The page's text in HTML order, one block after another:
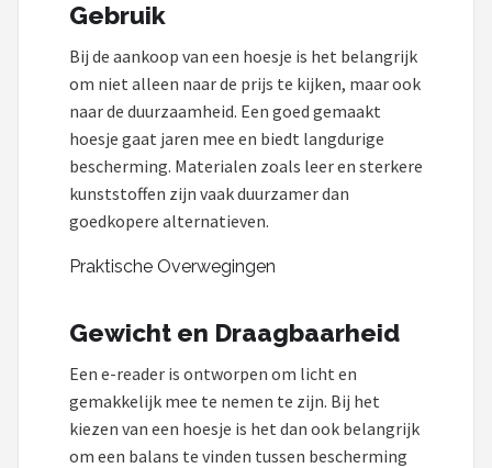
Gebruik
Bij de aankoop van een hoesje is het belangrijk
om niet alleen naar de prijs te kijken, maar ook
naar de duurzaamheid. Een goed gemaakt
hoesje gaat jaren mee en biedt langdurige
bescherming. Materialen zoals leer en sterkere
kunststoffen zijn vaak duurzamer dan
goedkopere alternatieven.
Praktische Overwegingen
Gewicht en Draagbaarheid
Een e-reader is ontworpen om licht en
gemakkelijk mee te nemen te zijn. Bij het
kiezen van een hoesje is het dan ook belangrijk
om een balans te vinden tussen bescherming